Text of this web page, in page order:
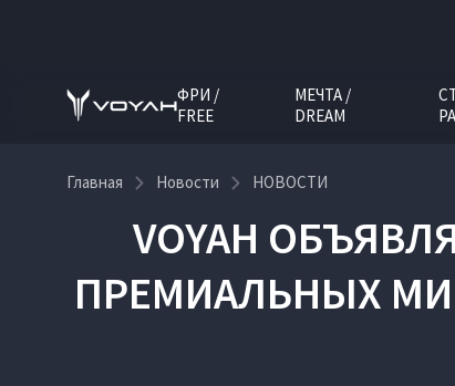
ФРИ /
FREE
МЕЧТА /
DREAM
Главная Новости НОВОСТИ
VOYAH
ПРЕМИАЛЬНЫХ